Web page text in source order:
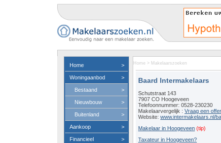
Home >
Woningaanbod >
Bestaand >
Nieuwbouw >
Buitenland >
Aankoop >
Financieel >
Home > Makelaarszoeken
Baard Intermakelaars
Schutstraat 143
7907 CO Hoogeveen
Telefoonnummer: 0528-230230
Makelaarvergelijk : Vraag een
Website: www.intermakelaars.nl/
Makelaar in Hoogeveen (tip)
Taxateur in Hoogeveen?